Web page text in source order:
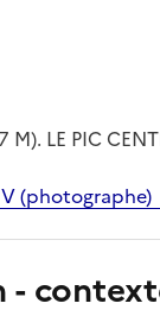
M). LE PIC
V (photographe)